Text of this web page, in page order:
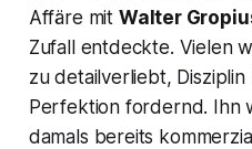
Affäre mit Walter
Zufall entdeckte. Vielen
zu detailverliebt,
Perfektion fordernd. Ihn
damals bereits